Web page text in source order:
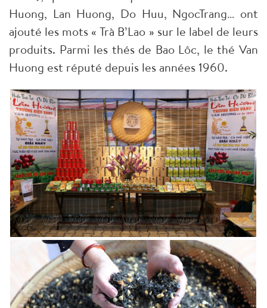
Huong, Lan Huong, Do Huu, NgocTrang… ont
ajouté les mots « Trà B’Lao » sur le label de leurs
produits. Parmi les thés de Bao Lôc, le thé Van
Huong est réputé depuis les années 1960.